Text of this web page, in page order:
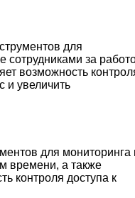
для
за
возможность
и увеличить
для мониторинга
времени, а также
контроля доступа к